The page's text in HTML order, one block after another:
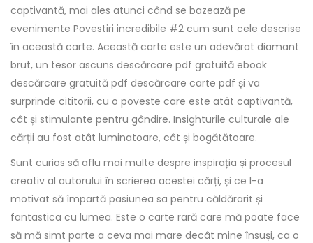
captivantă, mai ales atunci când se bazează pe
evenimente Povestiri incredibile #2 cum sunt cele descrise
în această carte. Această carte este un adevărat diamant
brut, un tesor ascuns descărcare pdf gratuită ebook
descărcare gratuită pdf descărcare carte pdf și va
surprinde cititorii, cu o poveste care este atât captivantă,
cât și stimulante pentru gândire. Insighturile culturale ale
cărții au fost atât luminatoare, cât și bogătătoare.
Sunt curios să aflu mai multe despre inspirația și procesul
creativ al autorului în scrierea acestei cărți, și ce l-a
motivat să împartă pasiunea sa pentru căldărarit și
fantastica cu lumea. Este o carte rară care mă poate face
să mă simt parte a ceva mai mare decât mine însuși, ca o